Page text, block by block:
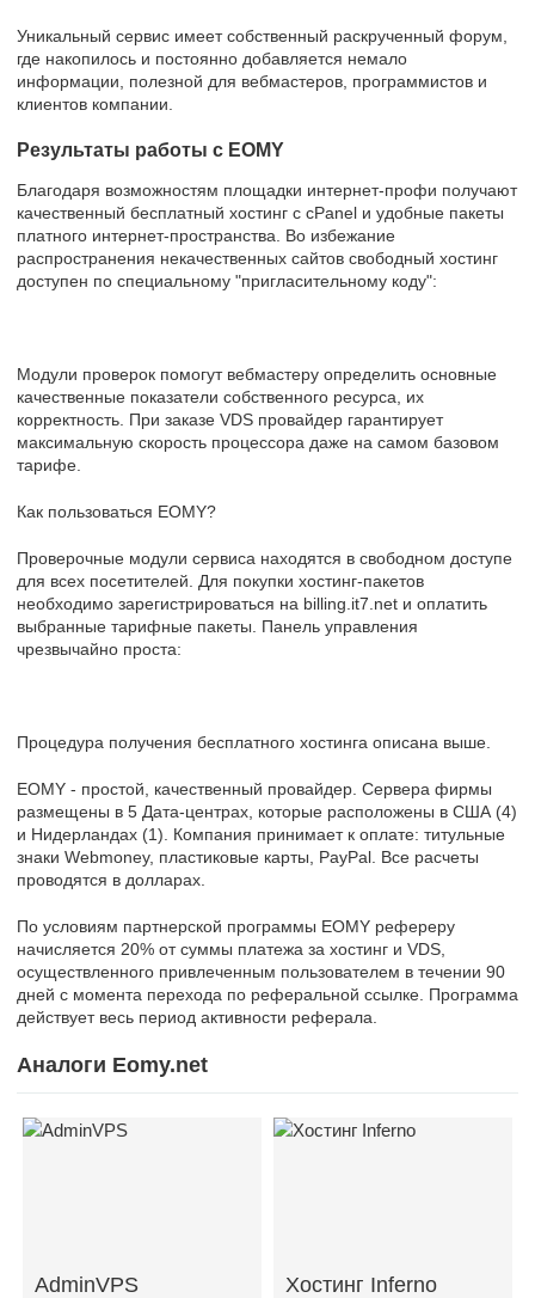
Уникальный сервис имеет собственный раскрученный форум,
где накопилось и постоянно добавляется немало
информации, полезной для вебмастеров, программистов и
клиентов компании.
Результаты работы с EOMY
Благодаря возможностям площадки интернет-профи получают
качественный бесплатный хостинг с cPanel и удобные пакеты
платного интернет-пространства. Во избежание
распространения некачественных сайтов свободный хостинг
доступен по специальному "пригласительному коду":
Модули проверок помогут вебмастеру определить основные
качественные показатели собственного ресурса, их
корректность. При заказе VDS провайдер гарантирует
максимальную скорость процессора даже на самом базовом
тарифе.
Как пользоваться EOMY?
Проверочные модули сервиса находятся в свободном доступе
для всех посетителей. Для покупки хостинг-пакетов
необходимо зарегистрироваться на billing.it7.net и оплатить
выбранные тарифные пакеты. Панель управления
чрезвычайно проста:
Процедура получения бесплатного хостинга описана выше.
EOMY - простой, качественный провайдер. Сервера фирмы
размещены в 5 Дата-центрах, которые расположены в США (4)
и Нидерландах (1). Компания принимает к оплате: титульные
знаки Webmoney, пластиковые карты, PayPal. Все расчеты
проводятся в долларах.
По условиям партнерской программы EOMY рефереру
начисляется 20% от суммы платежа за хостинг и VDS,
осуществленного привлеченным пользователем в течении 90
дней с момента перехода по реферальной ссылке. Программа
действует весь период активности реферала.
Аналоги Eomy.net
AdminVPS Хостинг Inferno